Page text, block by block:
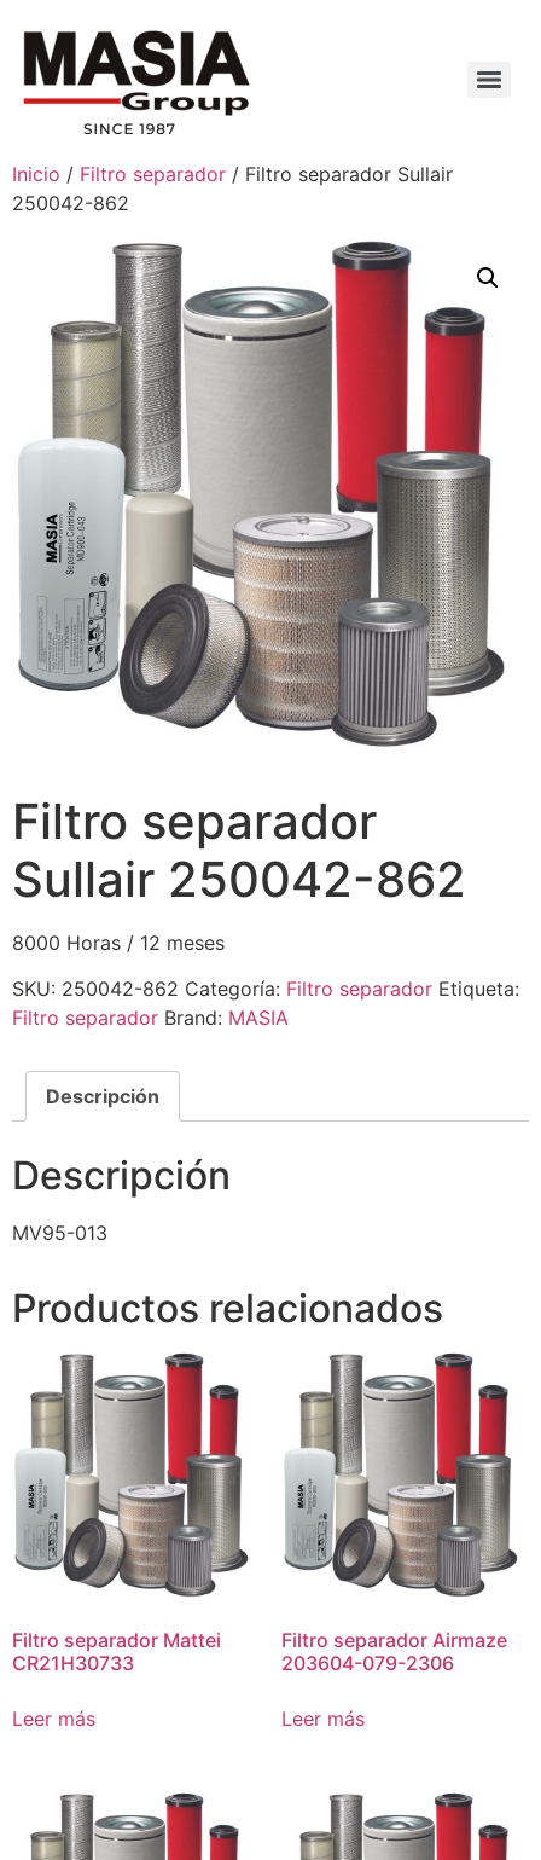
Inicio / Filtro separador / Filtro separador Sullair
250042-862
Filtro separador
Sullair 250042-862
8000 Horas / 12 meses
SKU: 250042-862 Categoría: Filtro separador Etiqueta:
Filtro separador Brand: MASIA
Descripción
Descripción
MV95-013
Productos relacionados
Filtro separador Mattei
CR21H30733
Leer más
Filtro separador Airmaze
203604-079-2306
Leer más